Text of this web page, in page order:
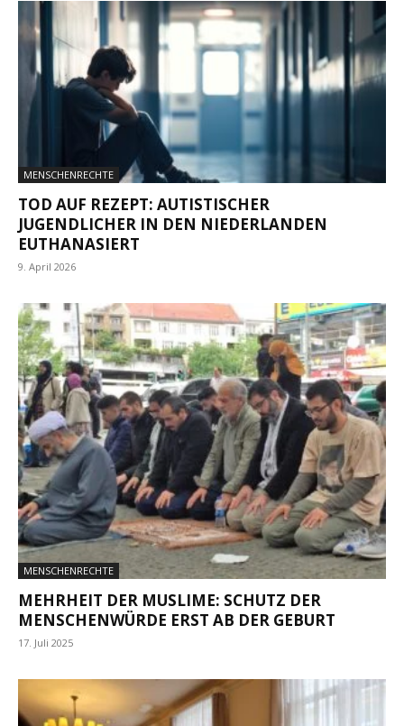
MENSCHENRECHTE
TOD AUF REZEPT: AUTISTISCHER
JUGENDLICHER IN DEN NIEDERLANDEN
EUTHANASIERT
9. April 2026
MENSCHENRECHTE
MEHRHEIT DER MUSLIME: SCHUTZ DER
MENSCHENWÜRDE ERST AB DER GEBURT
17. Juli 2025